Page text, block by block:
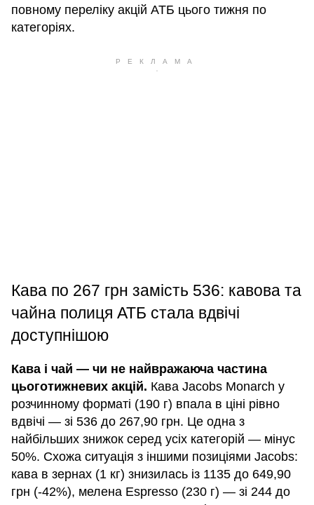
повному переліку акцій АТБ цього тижня по
категоріях.
Кава по 267 грн замість 536: кавова та
чайна полиця АТБ стала вдвічі
доступнішою
Кава і чай — чи не найвражаюча частина
цьоготижневих акцій. Кава Jacobs Monarch у
розчинному форматі (190 г) впала в ціні рівно
вдвічі — зі 536 до 267,90 грн. Це одна з
найбільших знижок серед усіх категорій — мінус
50%. Схожа ситуація з іншими позиціями Jacobs:
кава в зернах (1 кг) знизилась із 1135 до 649,90
грн (-42%), мелена Espresso (230 г) — зі 244 до